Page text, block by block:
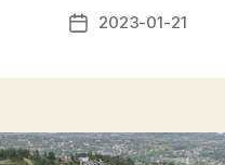
d
in
2023-01-21